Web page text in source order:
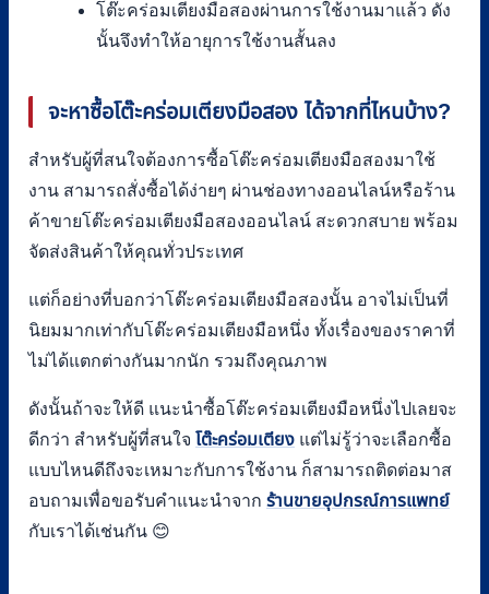
โต๊ะคร่อมเตียงมือสองผ่านการใช้งานมาแล้ว ดัง
นั้นจึงทำให้อายุการใช้งานสั้นลง
จะหาซื้อโต๊ะคร่อมเตียงมือสอง ได้จากที่ไหนบ้าง?
สำหรับผู้ที่สนใจต้องการซื้อโต๊ะคร่อมเตียงมือสองมาใช้
งาน สามารถสั่งซื้อได้ง่ายๆ ผ่านช่องทางออนไลน์หรือร้าน
ค้าขายโต๊ะคร่อมเตียงมือสองออนไลน์ สะดวกสบาย พร้อม
จัดส่งสินค้าให้คุณทั่วประเทศ
แต่ก็อย่างที่บอกว่าโต๊ะคร่อมเตียงมือสองนั้น อาจไม่เป็นที่
นิยมมากเท่ากับโต๊ะคร่อมเตียงมือหนึ่ง ทั้งเรื่องของราคาที่
ไม่ได้แตกต่างกันมากนัก รวมถึงคุณภาพ
ดังนั้นถ้าจะให้ดี แนะนำซื้อโต๊ะคร่อมเตียงมือหนึ่งไปเลยจะ
ดีกว่า สำหรับผู้ที่สนใจ โต๊ะคร่อมเตียง แต่ไม่รู้ว่าจะเลือกซื้อ
แบบไหนดีถึงจะเหมาะกับการใช้งาน ก็สามารถติดต่อมาส
อบถามเพื่อขอรับคำแนะนำจาก ร้านขายอุปกรณ์การแพทย์
กับเราได้เช่นกัน 😊